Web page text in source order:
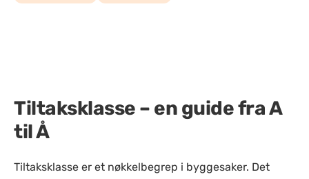
Tiltaksklasse – en guide fra A
til Å
Tiltaksklasse er et nøkkelbegrep i byggesaker. Det